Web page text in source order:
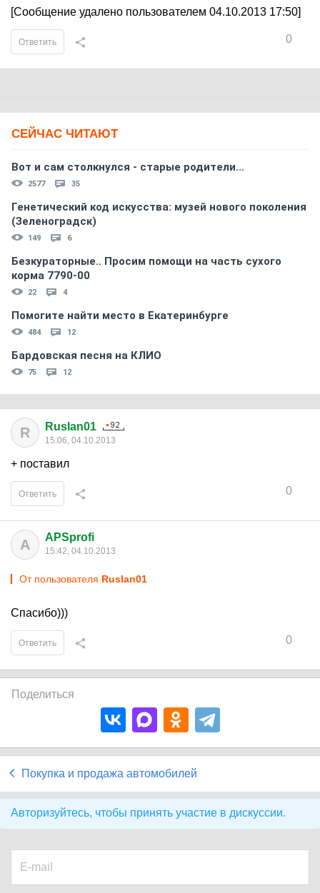
[Сообщение удалено пользователем 04.10.2013 17:50]
0
Ответить
СЕЙЧАС ЧИТАЮТ
Вот и сам столкнулся - старые родители...
2577 35
Генетический код искусства: музей нового поколения
(Зеленоградск)
149 6
Безкураторные.. Просим помощи на часть сухого
корма 7790-00
22 4
Помогите найти место в Екатеринбурге
484 12
Бардовская песня на КЛИО
75 12
R Ruslan01
15:06, 04.10.2013
+ поставил
0
Ответить
A APSprofi
15:42, 04.10.2013
От пользователя Ruslan01
Спасибо)))
0
Ответить
Поделиться
Покупка и продажа автомобилей
Авторизуйтесь, чтобы принять участие в дискуссии.